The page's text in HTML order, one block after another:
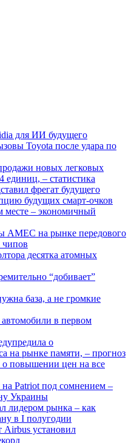
для ИИ будущего
Toyota после удара по
новых легковых
единиц, – статистика
фрегат будущего
будущих смарт-очков
месте – экономичный
AMEC на рынке передового
чипов
десятка атомных
“добивает”
база, а не громкие
в первом
о
на рынке памяти, – прогноз
повышении цен на все
Patriot под сомнением –
Украины
лидером рынка – как
в I полугодии
установил